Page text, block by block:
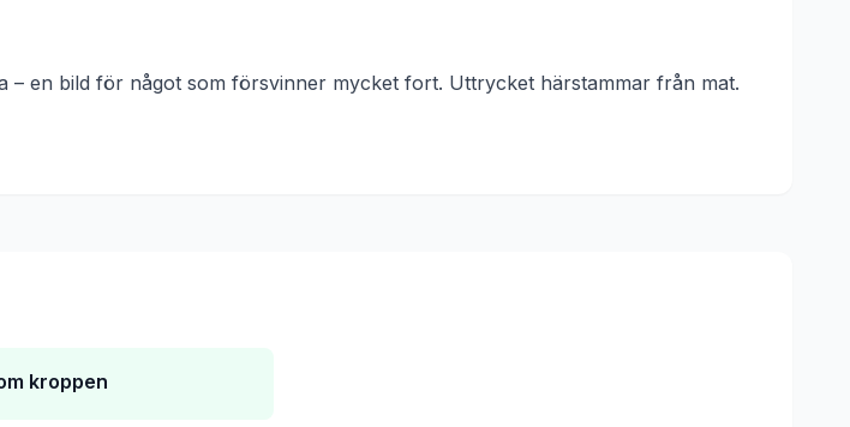
– en bild för något som försvinner mycket fort. Uttrycket härstammar från mat.
kroppen